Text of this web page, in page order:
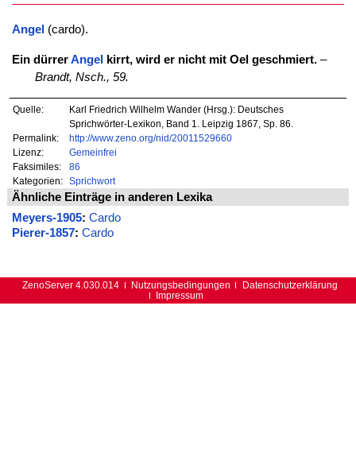
Angel (cardo).
Ein dürrerAngel kirrt, wird er nicht mit Oel geschmiert.–
Brandt, Nsch., 59.
Quelle:
Karl Friedrich Wilhelm Wander (Hrsg.): Deutsches
Sprichwörter-Lexikon, Band 1. Leipzig 1867, Sp. 86.
Permalink:
http://www.zeno.org/nid/20011529660
Lizenz:
Gemeinfrei
Faksimiles:
86
Kategorien:
Sprichwort
Ähnliche Einträge in anderen Lexika
Meyers-1905: Cardo
Pierer-1857: Cardo
ZenoServer 4.030.014 Nutzungsbedingungen
Datenschutzerklärung
Impressum